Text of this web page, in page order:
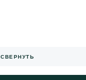
СВЕРНУТЬ